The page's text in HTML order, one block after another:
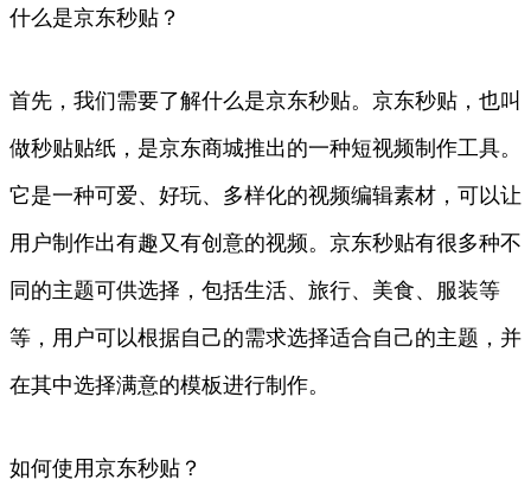
什么是京东秒贴？
首先，我们需要了解什么是京东秒贴。京东秒贴，也叫
做秒贴贴纸，是京东商城推出的一种短视频制作工具。
它是一种可爱、好玩、多样化的视频编辑素材，可以让
用户制作出有趣又有创意的视频。京东秒贴有很多种不
同的主题可供选择，包括生活、旅行、美食、服装等
等，用户可以根据自己的需求选择适合自己的主题，并
在其中选择满意的模板进行制作。
如何使用京东秒贴？